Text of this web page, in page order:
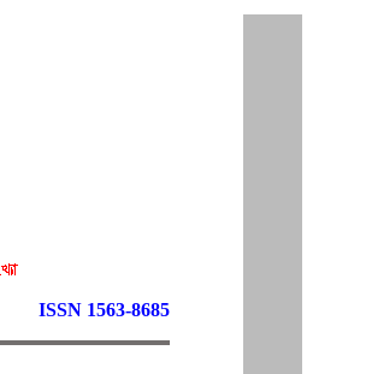
ISSN 1563-8685